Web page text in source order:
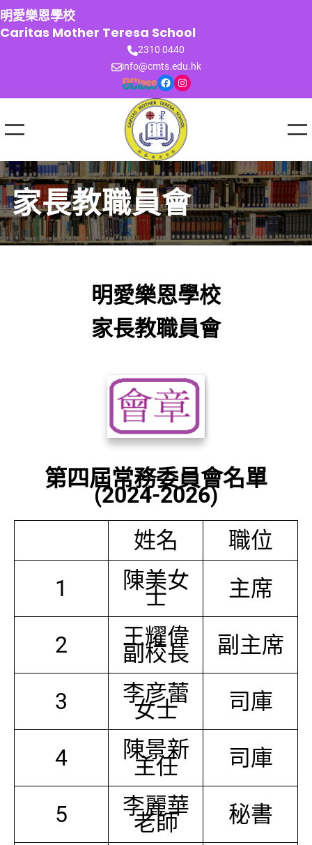
跳
至
主
明愛樂恩學校
Caritas Mother Teresa School
2310 0440
info@cmts.edu.hk
Facebook Instagram
家長教職員會
明愛樂恩學校
家長教職員會
第四屆常務委員會名單
(2024-2026)
姓名
職位
1
陳美女
士 主席
2 王耀偉
副校長 副主席
3 李彦蕾
女士 司庫
4 陳景新
主任 司庫
5 李麗華
老師 秘書